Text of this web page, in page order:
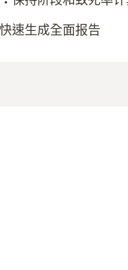
快速生成全面报告